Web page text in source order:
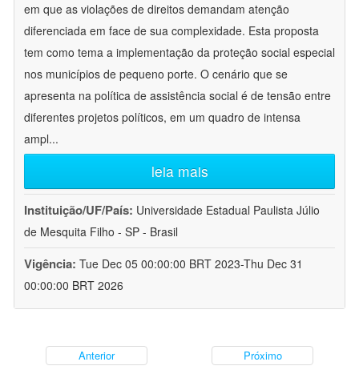
em que as violações de direitos demandam atenção
diferenciada em face de sua complexidade. Esta proposta
tem como tema a implementação da proteção social especial
nos municípios de pequeno porte. O cenário que se
apresenta na política de assistência social é de tensão entre
diferentes projetos políticos, em um quadro de intensa
ampl...
leia mais
Instituição/UF/País: Universidade Estadual Paulista Júlio
de Mesquita Filho - SP - Brasil
Vigência: Tue Dec 05 00:00:00 BRT 2023-Thu Dec 31
00:00:00 BRT 2026
Anterior Próximo